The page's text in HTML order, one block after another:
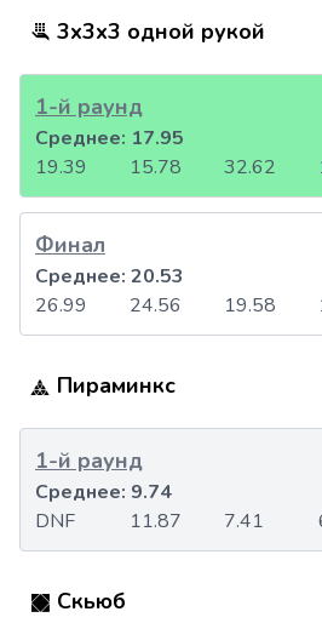
3x3x3 одной рукой
1-й раунд
19.39 15.78 32.62
Среднее: 17.95
Финал
26.99 24.56 19.58
Среднее: 20.53
Пираминкс
1-й раунд
DNF 11.87 7.41
Среднее: 9.74
Скьюб